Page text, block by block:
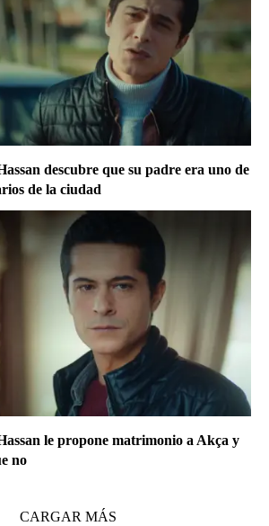
descubre que su padre era uno de
de la ciudad
le propone matrimonio a Akça y
no
CARGAR MÁS